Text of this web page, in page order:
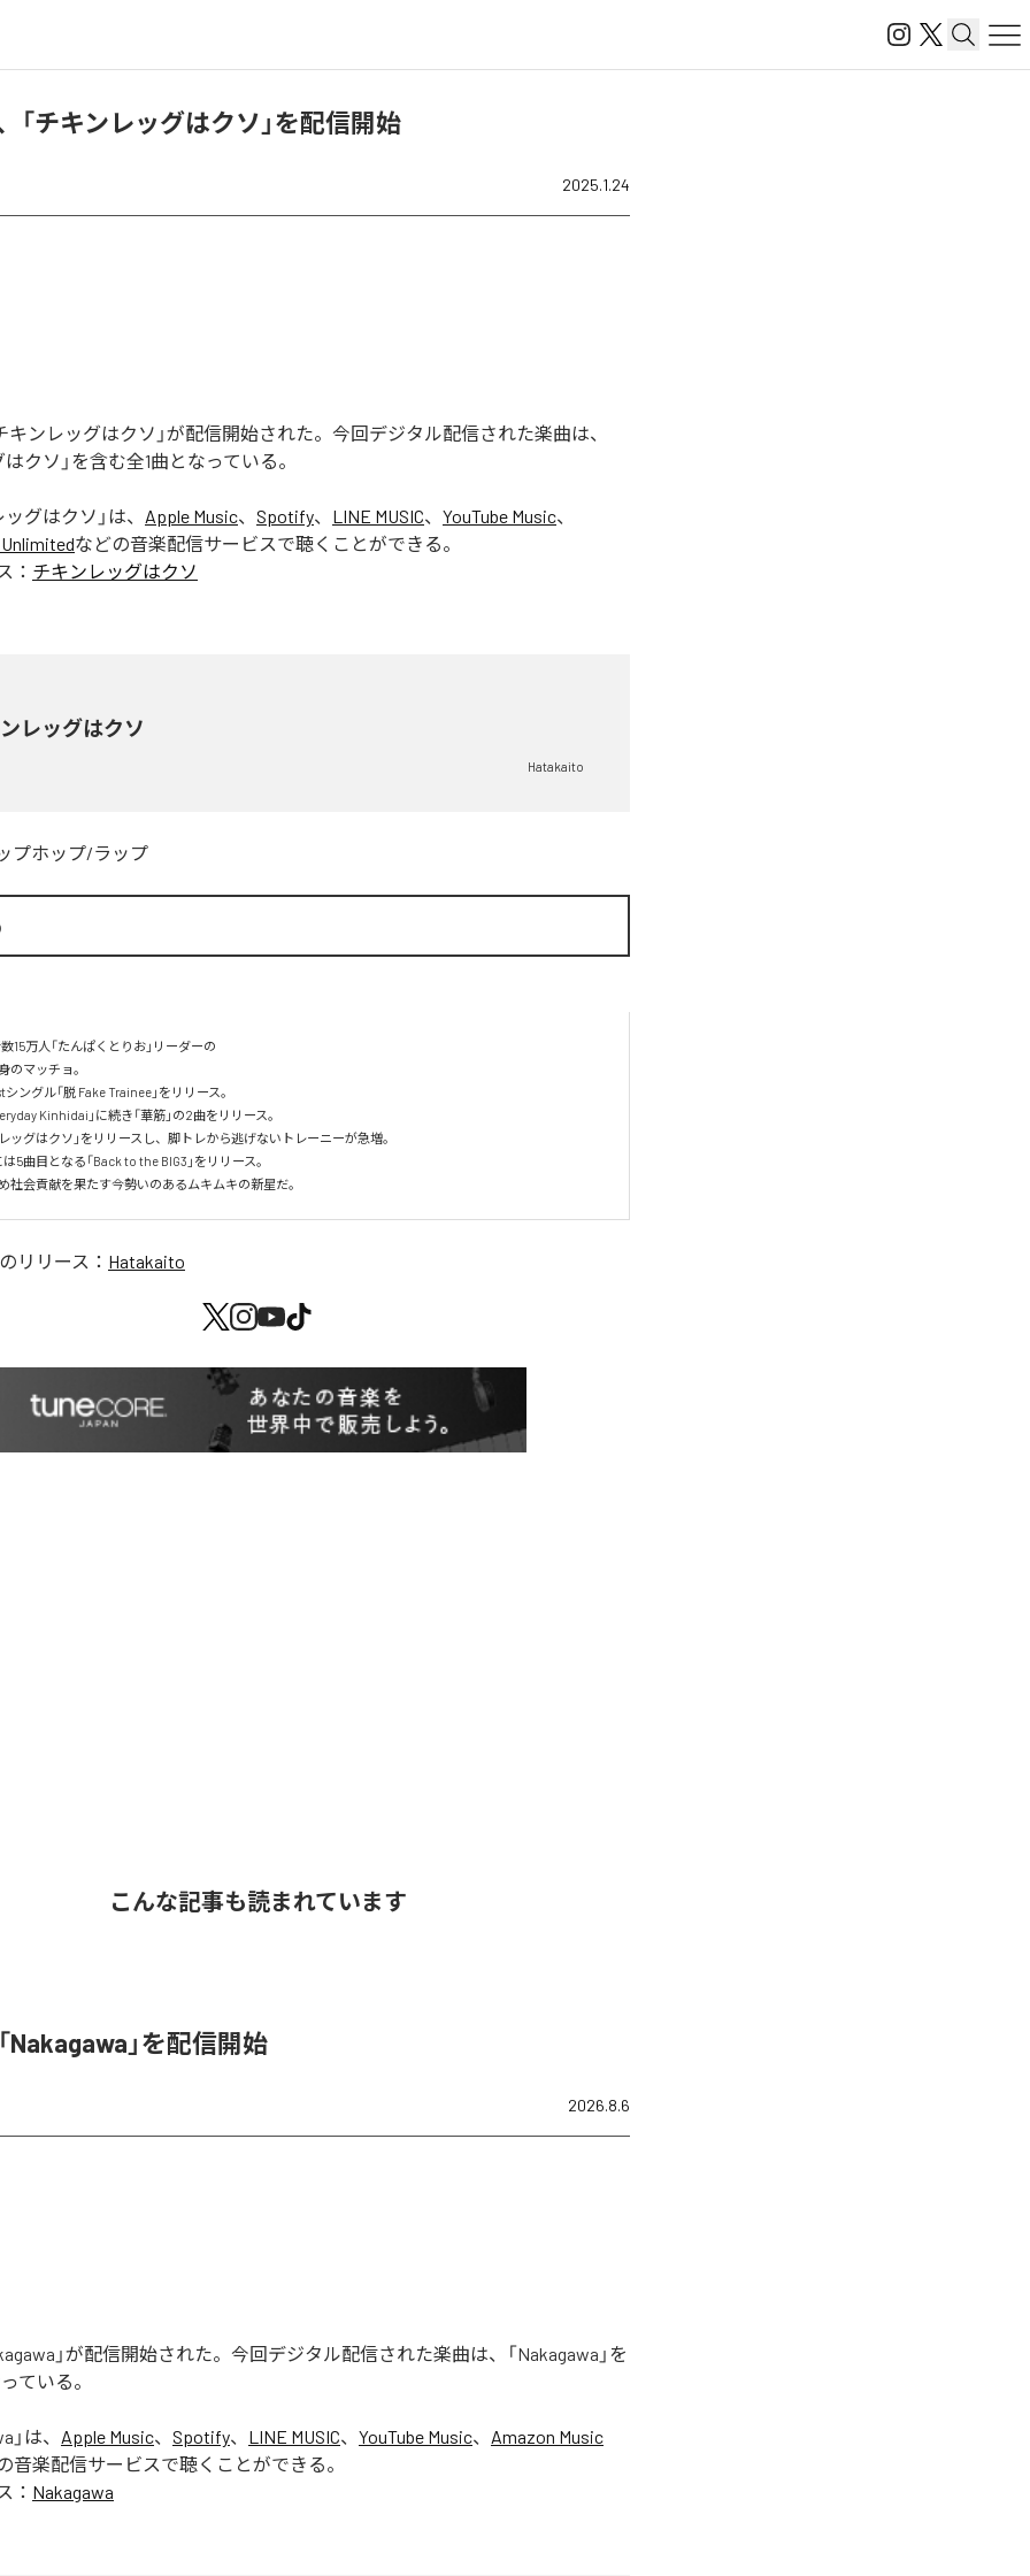
「チキンレッグはクソ」を配信開始
2025.1.24
キンレッグはクソ」が配信開始された。今回デジタル配信された楽曲は、
はクソ」を含む全1曲となっている。
ッグはクソ 」は、 Apple Music、 Spotify、 LINE MUSIC、 YouTube Music、
などの音楽配信サービスで聴くことができる。
： チキンレッグはクソ
レッグはクソ
Hatakaito
プホップ/ラップ
15万人「たんぱくとりお」リーダーの
のマッチョ。
ングル「脱 Fake Trainee」をリリース。
Kinhidai」に続き「華筋」の2曲をリリース。
ッグはクソ」をリリースし、脚トレから逃げないトレーニーが急増。
5曲目となる「Back to the BIG3」をリリース。
社会貢献を果たす今勢いのあるムキムキの新星だ。
リリース： Hatakaito
こんな記事も読まれています
Nakagawa」を配信開始
2026.8.6
」が配信開始された。今回デジタル配信された楽曲は、「Nakagawa」を
ている。
」は、 Apple Music、 Spotify、 LINE MUSIC、 YouTube Music、 Amazon Music
音楽配信サービスで聴くことができる。
： Nakagawa